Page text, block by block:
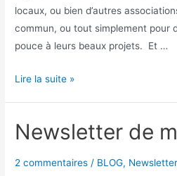
locaux, ou bien d’autres
commun, ou tout simplement pour
pouce à leurs beaux projets. Et …
Lire la suite »
Newsletter de
2 commentaires / BLOG, Newsletter